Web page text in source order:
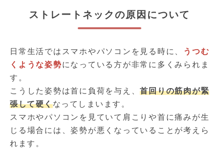
ストレートネックの原因について
日常生活ではスマホやパソコンを見る時に、
うつむ
くような姿勢になっている方が非常に多くみられま
す。
こうした姿勢は首に負荷を与え、首回りの筋肉が緊
張して硬くなってしまいます。
スマホやパソコンを見ていて肩こりや首に痛みが生
じる場合には、姿勢が悪くなっていることが考えら
れます。